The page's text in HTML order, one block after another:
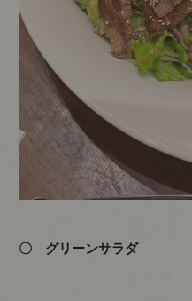
〇 グリーンサラダ